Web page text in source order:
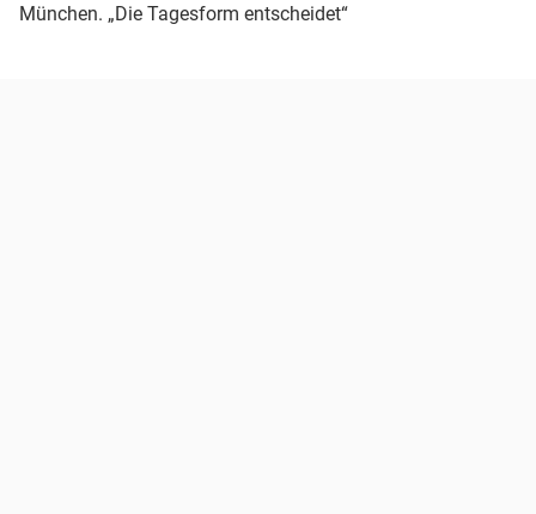
München. „Die Tagesform entscheidet“